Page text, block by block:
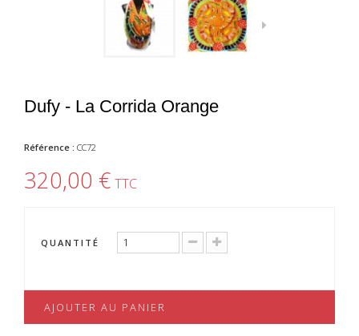
Dufy - La Corrida Orange
Référence : CC72
320,00 € TTC
QUANTITÉ
AJOUTER AU PANIER